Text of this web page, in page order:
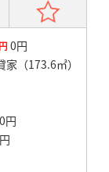
0円
家（173.6㎡）
円